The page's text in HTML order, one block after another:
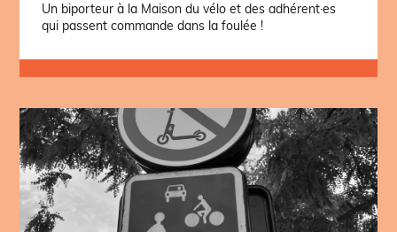
Un biporteur à la Maison du vélo et des adhérent·es
qui passent commande dans la foulée !